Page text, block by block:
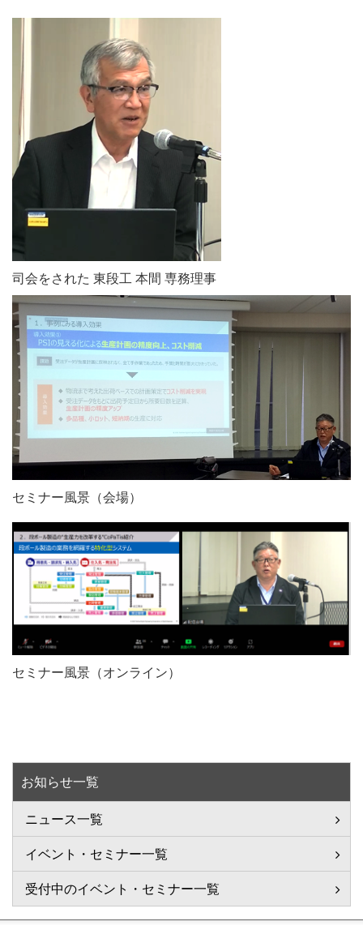
司会をされた 東段工 本間 専務理事
セミナー風景（会場）
セミナー風景（オンライン）
お知らせ一覧
ニュース一覧
イベント・セミナー一覧
受付中のイベント・セミナー一覧